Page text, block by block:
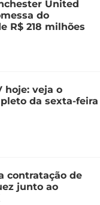
United
do
R$ 218 milhões
hoje: veja o
da sexta-feira
contratação de
junto ao